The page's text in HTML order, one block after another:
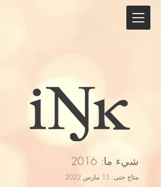
شيء ما: 2016
متاح حتى: 15 مارس 2022